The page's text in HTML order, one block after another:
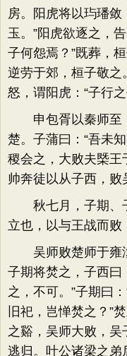
房。阳虎将以玙璠敛
玉。”阳虎欲逐之，
子何怨焉？”既葬，
逆劳于郊，桓子敬
怒，谓阳虎：“子行
申包胥以秦师至
楚。子蒲曰：“吾未
稷会之，大败夫槩王
帅奔徒以从子西，败
秋七月，子期、
立也，以与王战而败
吴师败楚师于雍澨
子期将焚之，子西曰
之，不可。”子期曰
旧祀，岂惮焚之？”
之谿，吴师大败，
逃归。叶公诸梁之